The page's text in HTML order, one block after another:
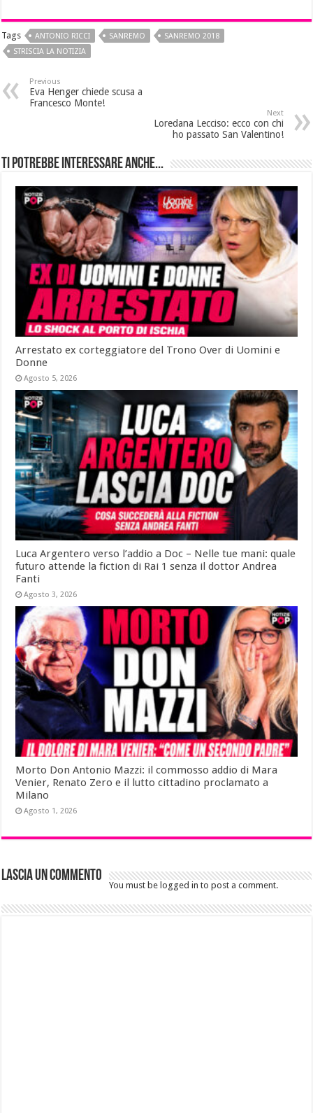
Tags ANTONIO RICCI SANREMO
SANREMO 2018
STRISCIA LA NOTIZIA
Previous
Eva Henger chiede scusa a
Francesco Monte!
Next
Loredana Lecciso: ecco con chi
ho passato San Valentino!
Ti potrebbe interessare anche...
Arrestato ex corteggiatore del Trono Over di Uomini e
Donne
Agosto 5, 2026
Luca Argentero verso l’addio a Doc – Nelle tue mani: quale
futuro attende la fiction di Rai 1 senza il dottor Andrea
Fanti
Agosto 3, 2026
Morto Don Antonio Mazzi: il commosso addio di Mara
Venier, Renato Zero e il lutto cittadino proclamato a
Milano
Agosto 1, 2026
Lascia un commento
You must be logged in to post a comment.